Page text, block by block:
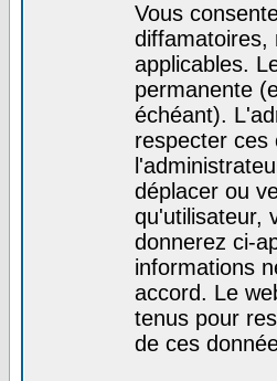
Vous
diffamatoires,
applicables.
permanente
échéant).
respecter ces
déplacer ou
qu'utilisateur,
donnerez ci-
informations
accord. Le
tenus pour
de ces